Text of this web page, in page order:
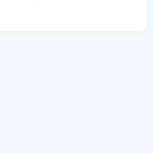
salonie, b